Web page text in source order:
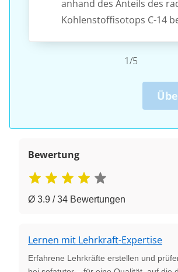
anhand des Anteils des
Kohlenstoffisotops C-14
1/5
Bewertung
Ø 3.9 / 34 Bewertungen
Lernen mit Lehrkraft-Expertise
Erfahrene Lehrkräfte erstellen und